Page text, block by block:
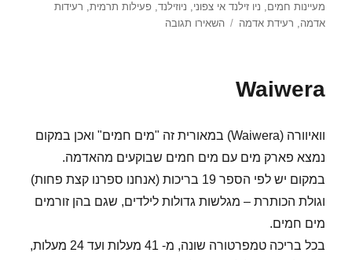
מעיינות חמים, ניו זילנד אי צפוני, ניוזילנד,פעילות תרמית, רעידות
אדמה, רעידת אדמה השאירו תגובה
Waiwera
וואיוורה (Waiwera) במאורית זה "מים חמים" ואכן במקום
נמצא פארק מים עם מים חמים שבוקעים מהאדמה.
במקום יש לפי הספר 19 בריכות (אנחנו ספרנו קצת פחות)
וגולת הכותרת – מגלשות גדולות לילדים, שגם בהן זורמים
מים חמים.
בכל בריכה טמפרטורה שונה, מ- 41 מעלות ועד 24 מעלות,